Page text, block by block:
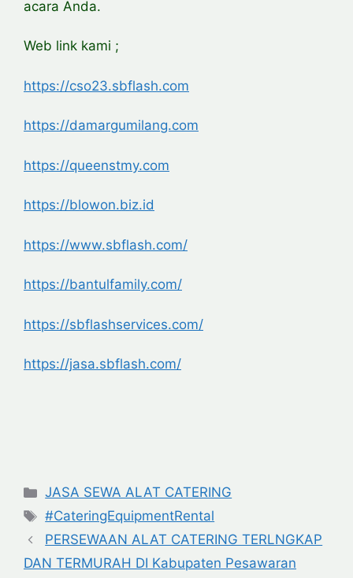
acara Anda.
Web link kami ;
https://cso23.sbflash.com
https://damargumilang.com
https://queenstmy.com
https://blowon.biz.id
https://www.sbflash.com/
https://bantulfamily.com/
https://sbflashservices.com/
https://jasa.sbflash.com/
Categories
JASA SEWA ALAT CATERING
Tags
#CateringEquipmentRental
PERSEWAAN ALAT CATERING TERLNGKAP
DAN TERMURAH DI Kabupaten Pesawaran